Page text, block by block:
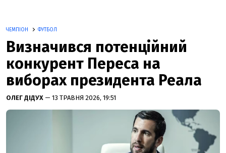
ЧЕМПІОН ФУТБОЛ
Визначився потенційний
конкурент Переса на
виборах президента Реала
ОЛЕГ ДІДУХ — 13 ТРАВНЯ 2026, 19:51